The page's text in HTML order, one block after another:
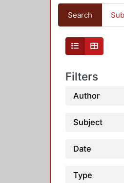
Search
Filters
Author
Subject
Date
Type